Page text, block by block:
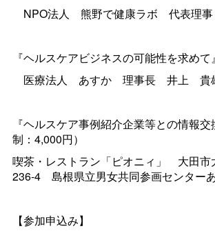
NPO法人 熊野で健康ラボ 代表理
『ヘルスケアビジネスの可能性を求めて』
医療法人 あすか 理事長 井上 貴
『ヘルスケア事例紹介企業等との情報
制：4,000円）
喫茶・レストラン「ピオニィ 」 大田市
236-4 島根県立男女共同参画センター
【参加申込み】